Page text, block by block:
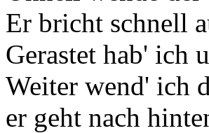
Er bricht schnell
Gerastet hab' ich
Weiter wend' ich
er geht nach